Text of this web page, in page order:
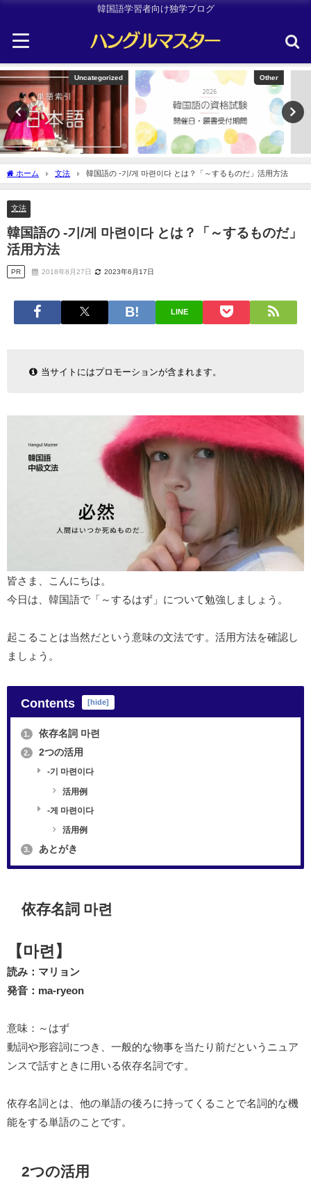
韓国語学習者向け独学ブログ
Other 韓国旅行
ホーム 文法 韓国語の -기/게 마련이다 とは？「～するものだ」活用方法
文法
韓国語の -기/게 마련이다 とは？「～するものだ」
活用方法
PR 2018年8月27日 2023年6月17日
LINE
当サイトにはプロモーションが含まれます。
皆さま、こんにちは。
今日は、韓国語で「～するはず」について勉強しましょう。
起こることは当然だという意味の文法です。活用方法を確認し
ましょう。
Contents hide
1. 依存名詞 마련
2. 2つの活用
-기 마련이다
活用例
-게 마련이다
活用例
3. あとがき
依存名詞 마련
【마련】
読み：マリョン
発音：ma-ryeon
意味：～はず
動詞や形容詞につき、一般的な物事を当たり前だというニュア
ンスで話すときに用いる依存名詞です。
依存名詞とは、他の単語の後ろに持ってくることで名詞的な機
能をする単語のことです。
2つの活用